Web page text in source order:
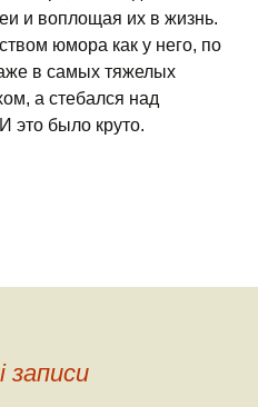
и воплощая их в жизнь.
юмора как у него, по
в самых тяжелых
а стебался над
это было круто.
Энди Вейер, 2014г.
записи